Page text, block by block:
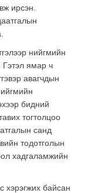
ирсэн.
нийгмийн
Гэтэл ямар ч
авагчдын
бидний
тогтолцоо
санд
тодотголын
хадгаламжийн
хэрэгжих байсан